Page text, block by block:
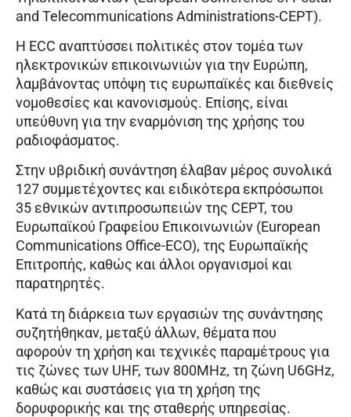
and Telecommunications Administrations-CEPT).
Η ECC αναπτύσσει πολιτικές στον τομέα των
ηλεκτρονικών επικοινωνιών για την Ευρώπη,
λαμβάνοντας υπόψη τις ευρωπαϊκές και διεθνείς
νομοθεσίες και κανονισμούς. Επίσης, είναι
υπεύθυνη για την εναρμόνιση της χρήσης του
ραδιοφάσματος.
Στην υβριδική συνάντηση έλαβαν μέρος συνολικά
127 συμμετέχοντες και ειδικότερα εκπρόσωποι
35 εθνικών αντιπροσωπειών της CEPT, του
Ευρωπαϊκού Γραφείου Επικοινωνιών (European
Communications Office-ECO), της Ευρωπαϊκής
Επιτροπής, καθώς και άλλοι οργανισμοί και
παρατηρητές.
Κατά τη διάρκεια των εργασιών της συνάντησης
συζητήθηκαν, μεταξύ άλλων, θέματα που
αφορούν τη χρήση και τεχνικές παραμέτρους για
τις ζώνες των UHF, των 800MHz, τη ζώνη U6GHz,
καθώς και συστάσεις για τη χρήση της
δορυφορικής και της σταθερής υπηρεσίας.